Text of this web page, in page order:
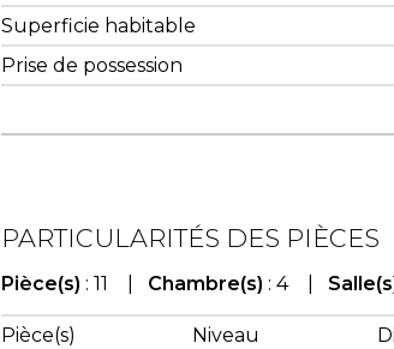
Superficie habitable
Prise de possession
PARTICULARITÉS DES PIÈCES
Pièce(s) : 11 | Chambre(s) : 4 |
Pièce(s) Niveau